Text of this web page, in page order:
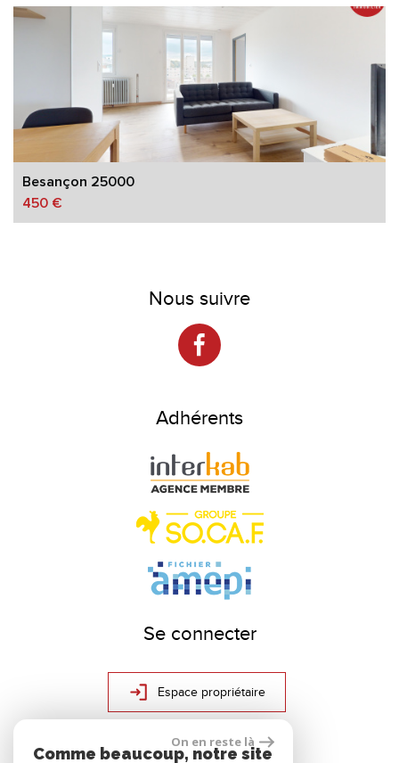
Nombre d'enfants par famille
Familles sans enfant
Familles avec 1 ou 2 enfants
Maisons
12,75 %
Appartements
87,25 %
Besançon 25000
450 €
Nous suivre
Adhérents
Se connecter
Espace propriétaire
On en reste là
Comme beaucoup, notre site